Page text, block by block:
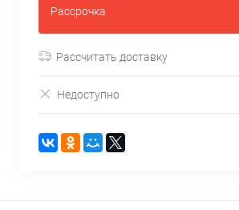
Рассрочка
Рассчитать доставку
Недоступно